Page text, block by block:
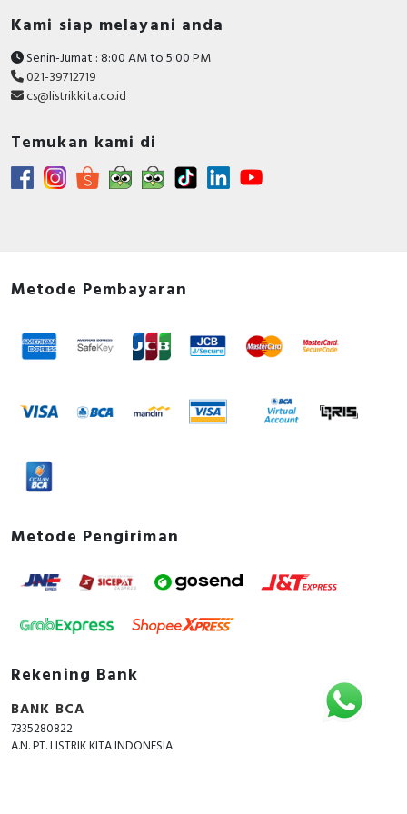
met.
Documents
Environmental Disclosure - 10A 250V 5P Soc w
2.1A USB Charger, WE
Circularity Profile - 65W USB Charger C, WE-
Product End of life Instructions
Kami siap melayani anda
Senin-Jumat : 8:00 AM to 5:00 PM
021-39712719
cs@listrikkita.co.id
Temukan kami di
Metode Pembayaran
Metode Pengiriman
Rekening Bank
BANK BCA
7335280822
A.N. PT. LISTRIK KITA INDONESIA